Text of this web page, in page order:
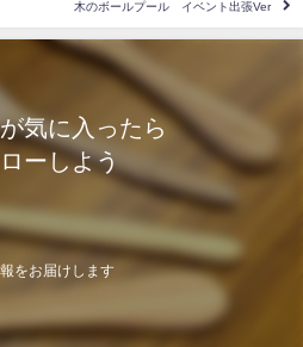
木のボールプール イベント出張Ver
気に入ったら
ーしよう
をお届けします